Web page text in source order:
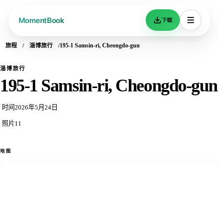
下载
旅程 淄博旅行 195-1 Samsin-ri, Cheongdo-gun
淄博旅行
195-1 Samsin-ri, Cheongdo-gun
时间 2026年5月24日
照片11
地图